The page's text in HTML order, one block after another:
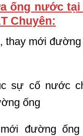
ống nước tại
Chuyên:
mới đường
sự cố nước
ống
đường ống